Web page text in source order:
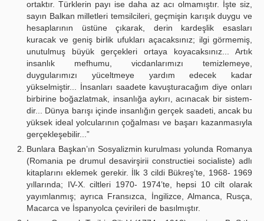
ortaktır. Türklerin payı ise daha az acı olmamıştır. İşte siz,
sayın Balkan milletleri temsilcileri, geçmişin karışık duygu ve
hesaplarının üstüne çıkarak, derin kardeşlik esasları
kuracak ve geniş birlik ufukları açacaksınız; ilgi görmemiş,
unutulmuş büyük gerçekleri ortaya koyacaksınız... Artık
insanlık mefhumu, vicdanlarımızı temizlemeye,
duygularımızı yüceltmeye yardım edecek kadar
yükselmiştir... İnsanları saadete kavuşturacağım diye onları
birbirine boğazlatmak, insanlığa aykırı, acınacak bir sistem-
dir... Dünya barışı içinde insanlığın gerçek saadeti, ancak bu
yüksek ideal yolcularının çoğalması ve başarı kazanmasıyla
gerçekleşebilir...”
Bunlara Başkan’ın Sosyalizmin kurulması yolunda Romanya
(Romania pe drumul desavirşirii constructiei socialiste) adlı
kitaplarını eklemek gerekir. İlk 3 cildi Bükreş’te, 1968- 1969
yıllarında; IV-X. ciltleri 1970- 1974’te, hepsi 10 cilt olarak
yayımlanmış; ayrıca Fransızca, İngilizce, Almanca, Rusça,
Macarca ve İspanyolca çevirileri de basılmıştır.